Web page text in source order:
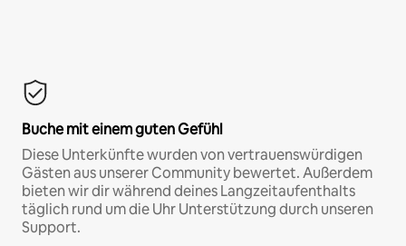
Buche mit einem guten Gefühl
Diese Unterkünfte wurden von vertrauenswürdigen
Gästen aus unserer Community bewertet. Außerdem
bieten wir dir während deines Langzeitaufenthalts
täglich rund um die Uhr Unterstützung durch unseren
Support.